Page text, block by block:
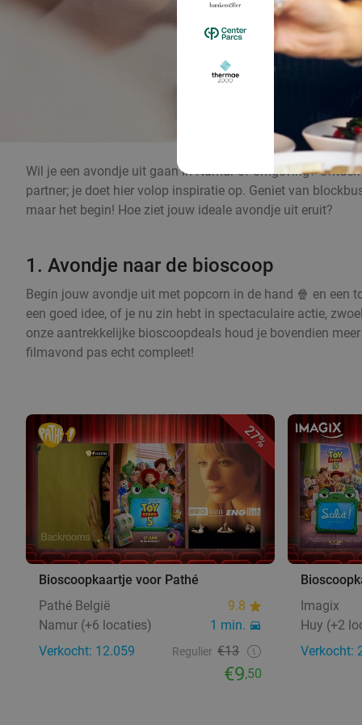
Wil je een avondje uit gaan in Namur of omgeving?
partner; je doet hier volop inspiratie op. Geniet van
maar het begin! Hoe ziet jouw ideale avondje uit eruit?
1. Avondje naar de bioscoop
Begin jouw avondje uit met popcorn in de hand 🍿 en
een goed idee, of je nu zin hebt in spectaculaire actie,
onze aantrekkelijke bioscoopdeals houd je bovendien
filmavond pas echt compleet!
27%
Bioscoopkaartje voor Pathé
Pathé België
9.8
Namur (+6 locaties)
1 min.
Verkocht: 12.059
Regulier €13
€9,50
Imagix
Huy (+2
Verkocht: